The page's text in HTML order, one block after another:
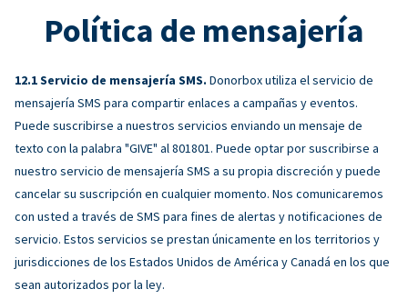
Política de mensajería
Servicio de mensajería SMS. Donorbox utiliza el servicio de
mensajería SMS para compartir enlaces a campañas y eventos.
Puede suscribirse a nuestros servicios enviando un mensaje de
texto con la palabra "GIVE" al 801801. Puede optar por suscribirse a
nuestro servicio de mensajería SMS a su propia discreción y puede
cancelar su suscripción en cualquier momento. Nos comunicaremos
con usted a través de SMS para fines de alertas y notificaciones de
servicio. Estos servicios se prestan únicamente en los territorios y
jurisdicciones de los Estados Unidos de América y Canadá en los que
sean autorizados por la ley.